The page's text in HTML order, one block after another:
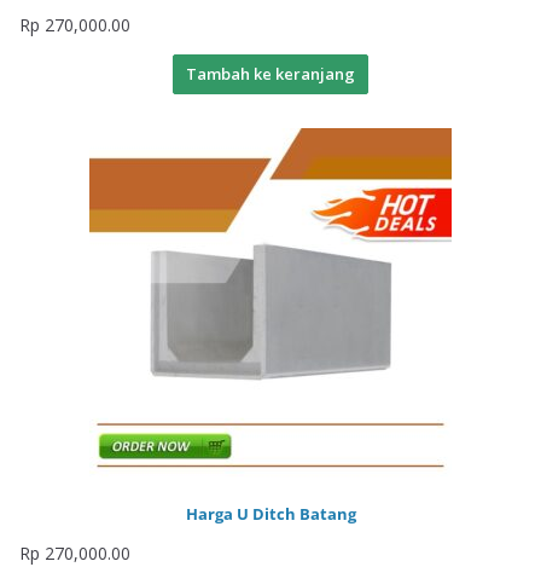
Rp 270,000.00
Tambah ke keranjang
Harga U Ditch Batang
Rp 270,000.00